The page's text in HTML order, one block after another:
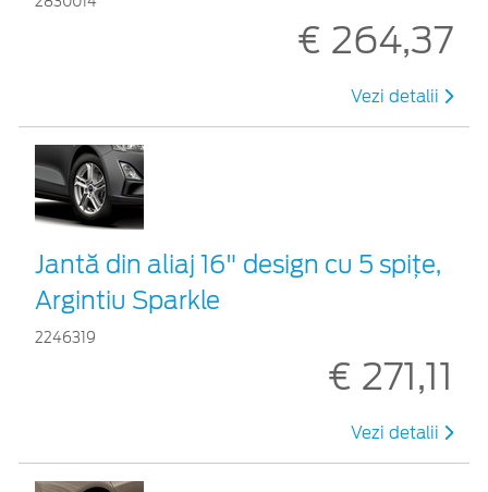
€ 264,37
Vezi detalii
Jantă din aliaj 16" design cu 5 spițe,
Argintiu Sparkle
2246319
€ 271,11
Vezi detalii